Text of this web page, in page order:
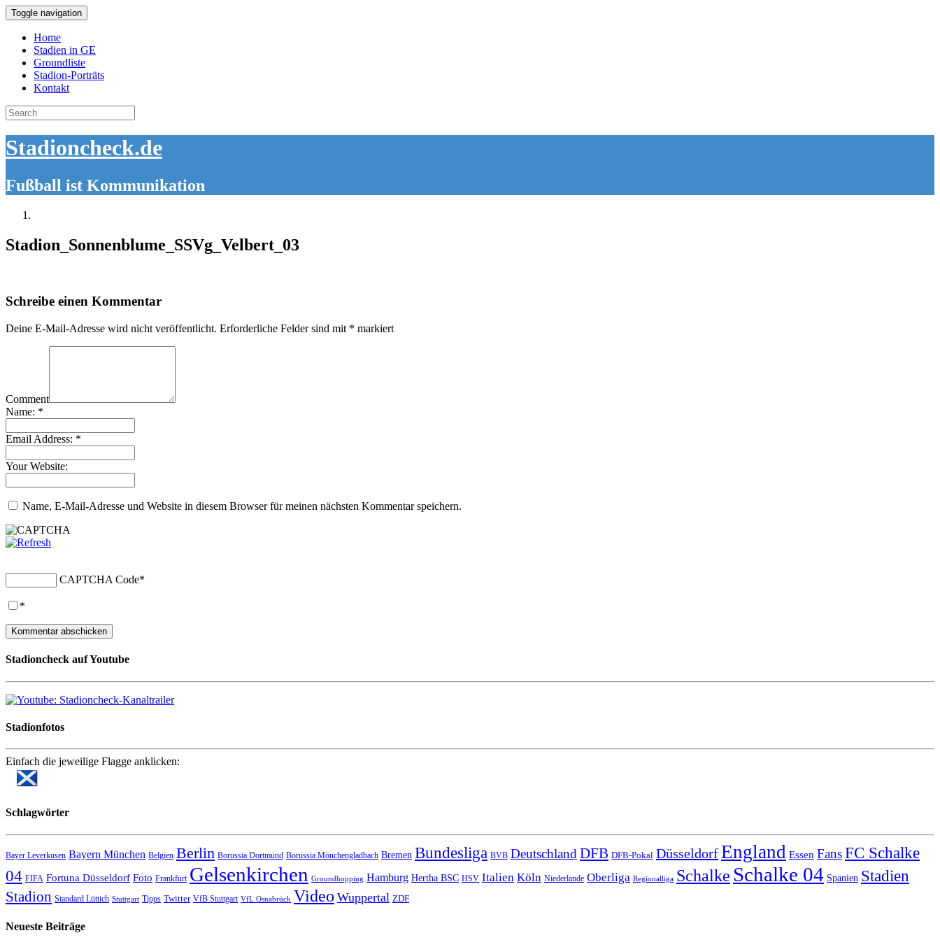
Toggle navigation
Home
Stadien in GE
Groundliste
Stadion-Porträts
Kontakt
Search
for:
Stadioncheck.de
Fußball ist Kommunikation
Stadion_Sonnenblume_SSVg_Velbert_03
Schreibe einen Kommentar
Deine E-Mail-Adresse wird nicht veröffentlicht. Erforderliche Felder sind mit * markiert
Comment
Name: *
Email Address: *
Your Website:
Name, E-Mail-Adresse und Website in diesem Browser für meinen nächsten Kommentar speichern.
CAPTCHA Code*
*
Stadioncheck auf Youtube
Stadionfotos
Einfach die jeweilige Flagge anklicken:
Schlagwörter
Bayer Leverkusen Bayern München Belgien Berlin Borussia Dortmund Borussia Mönchengladbach Bremen Bundesliga BVB Deutschland DFB DFB-Pokal DüsseldorfEngland Essen FansFC Schalke
04 FIFA Fortuna Düsseldorf Foto Frankfurt Gelsenkirchen Groundhopping Hamburg Hertha BSC HSV Italien Köln Niederlande Oberliga Regionalliga Schalke Schalke 04 Spanien Stadien
Stadion Standard Lüttich Stuttgart Tipps Twitter VfB Stuttgart VfL Osnabrück Video Wuppertal ZDF
Neueste Beiträge